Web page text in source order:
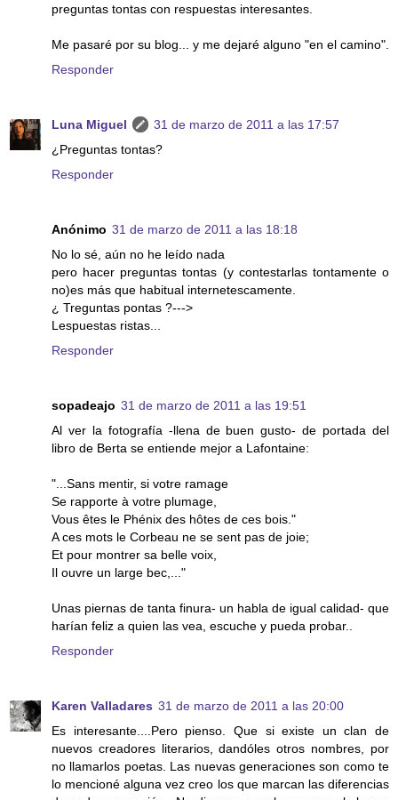
preguntas tontas con respuestas interesantes.
Me pasaré por su blog... y me dejaré alguno "en el camino".
Responder
Luna Miguel
31 de marzo de 2011 a las 17:57
¿Preguntas tontas?
Responder
Anónimo 31 de marzo de 2011 a las 18:18
No lo sé, aún no he leído nada
pero hacer preguntas tontas (y contestarlas tontamente o
no)es más que habitual internetescamente.
¿ Treguntas pontas ?--->
Lespuestas ristas...
Responder
sopadeajo 31 de marzo de 2011 a las 19:51
Al ver la fotografía -llena de buen gusto- de portada del
libro de Berta se entiende mejor a Lafontaine:
"...Sans mentir, si votre ramage
Se rapporte à votre plumage,
Vous êtes le Phénix des hôtes de ces bois."
A ces mots le Corbeau ne se sent pas de joie;
Et pour montrer sa belle voix,
Il ouvre un large bec,..."
Unas piernas de tanta finura- un habla de igual calidad- que
harían feliz a quien las vea, escuche y pueda probar..
Responder
Karen Valladares 31 de marzo de 2011 a las 20:00
Es interesante....Pero pienso. Que si existe un clan de
nuevos creadores literarios, dandóles otros nombres, por
no llamarlos poetas. Las nuevas generaciones son como te
lo mencioné alguna vez creo los que marcan las diferencias